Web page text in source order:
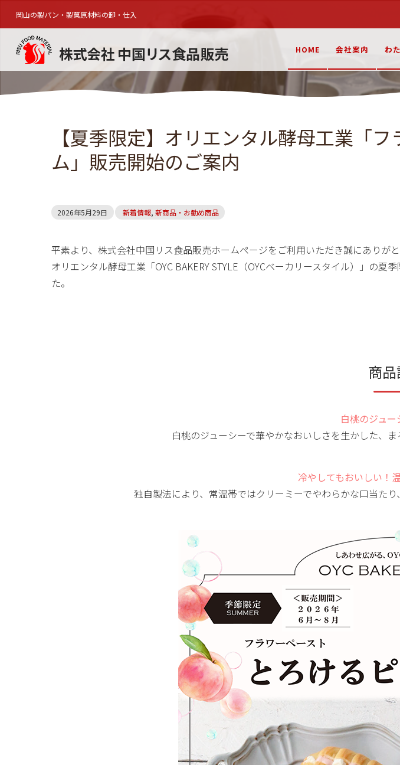
HOME 会社案内 わ
岡山の製パン・製菓原材料の卸・仕入
【夏季限定】オリエンタル酵母工業「
ム」販売開始のご案内
2026年5月29日 新着情報, 新商品・お勧め商品
平素より、株式会社中国リス食品販売ホームページをご利用いただき誠にありがと
オリエンタル酵母工業「OYC BAKERY STYLE（OYCベーカリースタイル）」の夏
た。
商
白桃のジュ
白桃のジューシーで華やかなおいしさを生かした、
冷やしてもおいしい！
独自製法により、常温帯ではクリーミーでやわらかな口当た